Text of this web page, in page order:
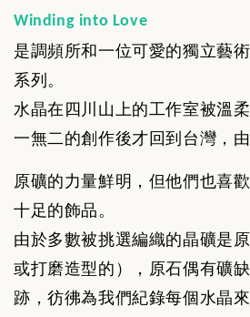
Winding into Love
是調頻所和一位可愛的獨立藝
系列。
水晶在四川山上的工作室被溫
一無二的創作後才回到台灣，由
原礦的力量鮮明，但他們也喜
十足的飾品。
由於多數被挑選編織的晶礦是
或打磨造型的）， 原石偶有礦
跡，彷彿為我們紀錄每個水晶